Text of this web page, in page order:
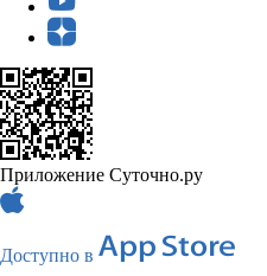
Приложение Суточно.ру
Доступно в